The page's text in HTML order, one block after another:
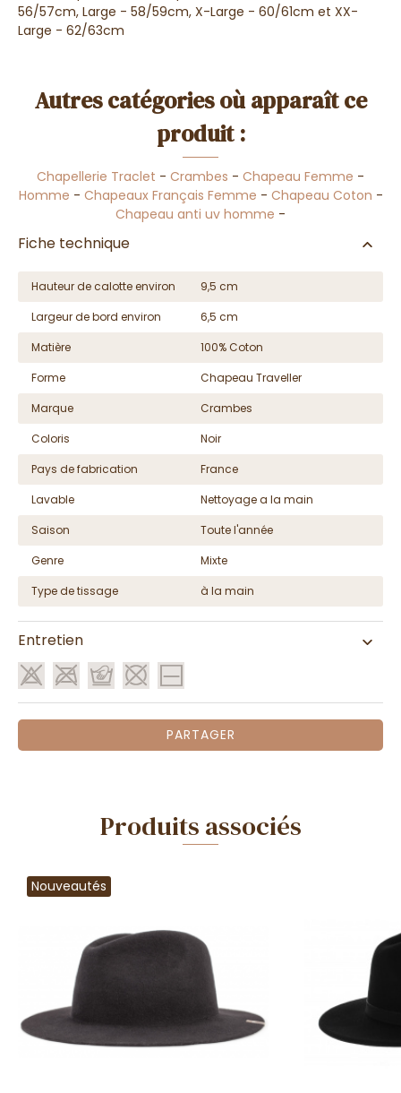
56/57cm, Large - 58/59cm, X-Large - 60/61cm et XX-
Large - 62/63cm
Autres catégories où apparaît ce
produit :
Chapellerie Traclet - Crambes - Chapeau Femme -
Homme - Chapeaux Français Femme - Chapeau Coton -
Chapeau anti uv homme -
Fiche technique
Hauteur de calotte environ
9,5 cm
Largeur de bord environ
6,5 cm
Matière
100% Coton
Forme
Chapeau Traveller
Marque
Crambes
Coloris
Noir
Pays de fabrication
France
Lavable
Nettoyage a la main
Saison
Toute l'année
Genre
Mixte
Type de tissage
à la main
Entretien
PARTAGER
Produits associés
Nouveautés